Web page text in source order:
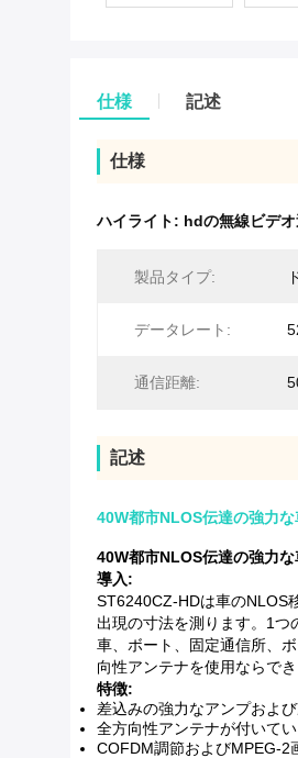
仕様 記述
仕様
ハイライト: hdの無線ビデ
製品タイプ:
データレート:
通信距離:
記述
40W都市NLOS伝達の強力
40W都市NLOS伝達の強力
導入:
ST6240CZ-HDは車のNLOS
出現の寸法を測ります。1つ
車、ボート、固定通信所、
向性アンテナを使用ならでき
特徴:
差込みの強力なアンプおよ
全方向性アンテナが付いて
COFDM調節およびMPEG-2